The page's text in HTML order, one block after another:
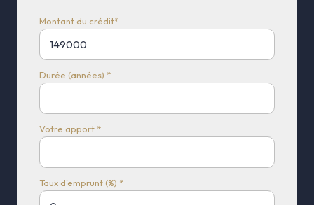
Montant du crédit*
Durée (années) *
Votre apport *
Taux d'emprunt (%) *